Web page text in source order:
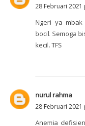
28 Februari 2021
Ngeri ya
bocil. Semoga
kecil. TFS
nurul rahma
28 Februari 2021
Anemia